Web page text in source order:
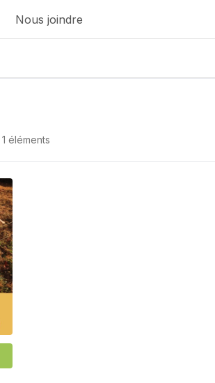
Nous joindre
1 éléments